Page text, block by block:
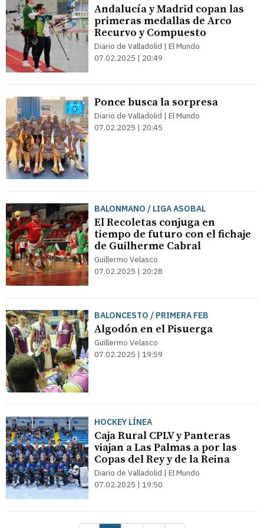
Andalucía y Madrid copan las
primeras medallas de Arco
Recurvo y Compuesto
Diario de Valladolid | El Mundo
07.02.2025 | 20:49
Ponce busca la sorpresa
Diario de Valladolid | El Mundo
07.02.2025 | 20:45
BALONMANO / LIGA ASOBAL
El Recoletas conjuga en
tiempo de futuro con el fichaje
de Guilherme Cabral
Guillermo Velasco
07.02.2025 | 20:28
BALONCESTO / PRIMERA FEB
Algodón en el Pisuerga
Guillermo Velasco
07.02.2025 | 19:59
HOCKEY LÍNEA
Caja Rural CPLV y Panteras
viajan a Las Palmas a por las
Copas del Rey y de la Reina
Diario de Valladolid | El Mundo
07.02.2025 | 19:50